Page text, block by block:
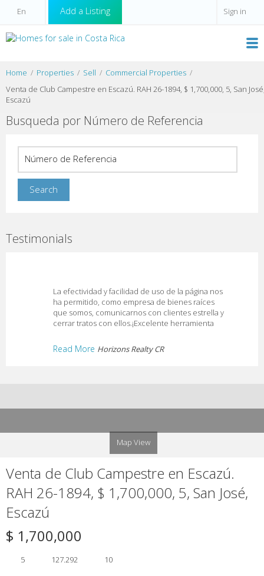
Add a Listing Sign in
Home Properties Sell
Commercial Properties
Venta de Club Campestre en Escazú. RAH 26-1894, $ 1,700,000, 5, San
Escazú
Busqueda por Número de Referencia
Testimonials
La efectividad y facilidad de uso de la página nos
ha permitido, como empresa de bienes raíces
que somos, comunicarnos con clientes estrella y
cerrar tratos con ellos.¡Excelente herramienta
Read More Horizons Realty CR
Map View
Venta de Club Campestre en Escazú.
RAH 26-1894, $ 1,700,000, 5, San José,
Escazú
$ 1,700,000
5 127.292 10